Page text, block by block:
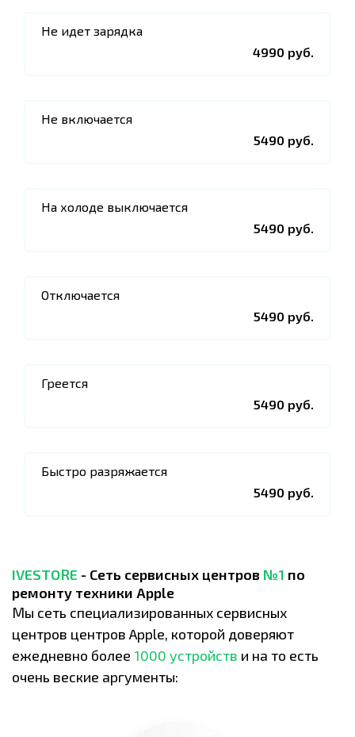
Не идет зарядка
4990 руб.
Не включается
5490 руб.
На холоде выключается
5490 руб.
Отключается
5490 руб.
Греется
5490 руб.
Быстро разряжается
5490 руб.
IVESTORE - Сеть сервисных центров №1 по
ремонту техники Apple
Мы сеть специализированных сервисных
центров центров Apple, которой доверяют
ежедневно более 1000 устройств и на то есть
очень веские аргументы: